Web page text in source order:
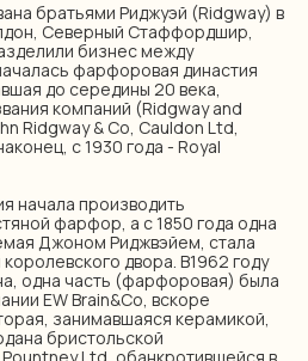
братьями Риджуэй (Ridgway) в
Северный Стаффордшир,
бизнес между
фарфоровая династия
до середины 20 века,
компаний (Ridgway and
Ridgway & Co, Cauldon Ltd,
с 1930 года - Royal
начала производить
фарфор, а с 1850 года одна
Джоном Риджвэйем, стала
двора. В1962 году
одна часть (фарфоровая) была
EW Brain&Со, вскоре
занимавшаяся керамикой,
бристольской